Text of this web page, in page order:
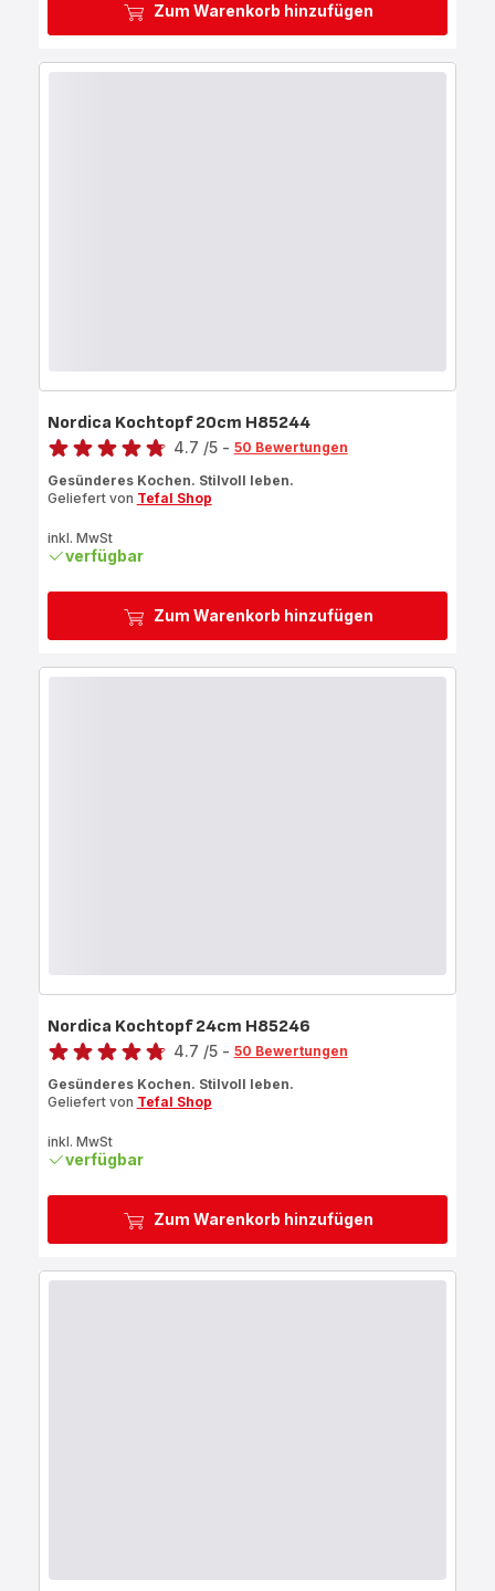
Zum Warenkorb hinzufügen
Zum Warenkorb hinzufügen
Nordica Kochtopf 20cm H85244
Bewertung
4.7 /5 - 50 Bewertungen
Gesünderes Kochen. Stilvoll leben.
Geliefert von Tefal Shop
inkl. MwSt
verfügbar
Zum Warenkorb hinzufügen
Nordica Kochtopf 24cm H85246
Bewertung
4.7 /5 - 50 Bewertungen
Gesünderes Kochen. Stilvoll leben.
Geliefert von Tefal Shop
inkl. MwSt
verfügbar